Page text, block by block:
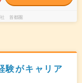
社 首都圏
験がキャリア